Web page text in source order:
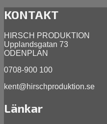
17,
2014april
2026
KONTAKT
HIRSCH PRODUKTION
Upplandsgatan 73
ODENPLAN
0708-900 100
kent@hirschproduktion.se
Länkar